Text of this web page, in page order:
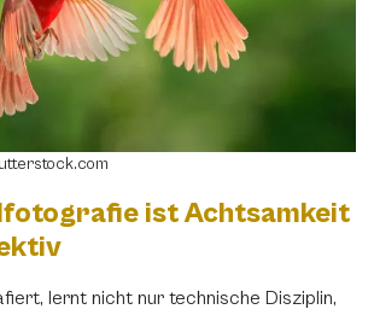
ist Achtsamkeit
lernt nicht nur technische Disziplin,